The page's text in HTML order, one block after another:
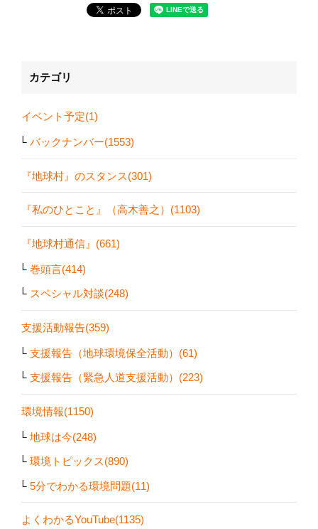
カテゴリ
イベント予定(1)
バックナンバー(1553)
『地球村』のスタンス(301)
『私のひとこと』（高木善之）(1103)
『地球村通信』(661)
巻頭言(414)
スペシャル対談(248)
支援活動報告(359)
支援報告（地球環境保全活動）(61)
支援報告（緊急人道支援活動）(223)
環境情報(1150)
地球は今(248)
環境トピックス(890)
5分でわかる環境問題(11)
よくわかるYouTube(1135)